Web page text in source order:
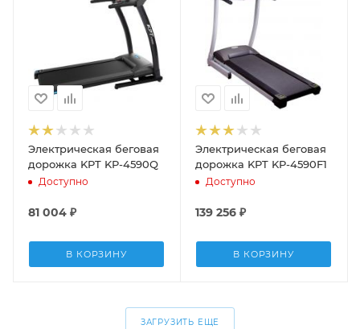
Электрическая беговая
дорожка KPT KP-4590Q
Доступно
81 004 ₽
В КОРЗИНУ
Электрическая беговая
дорожка KPT KP-4590F1
Доступно
139 256 ₽
В КОРЗИНУ
ЗАГРУЗИТЬ ЕЩЕ